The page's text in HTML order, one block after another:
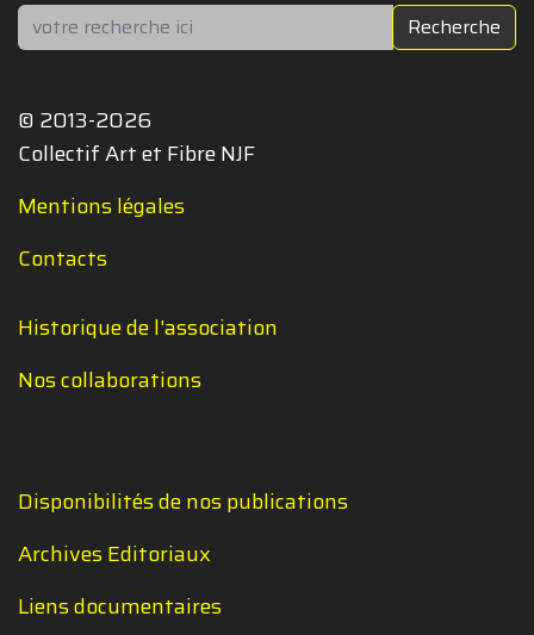
Rechercher Recherche
© 2013-2026
Collectif Art et Fibre NJF
Mentions légales
Contacts
Historique de l'association
Nos collaborations
Disponibilités de nos publications
Archives Editoriaux
Liens documentaires